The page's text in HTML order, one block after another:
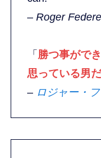
–Roger
「 勝つ事がで
思っている男だ
– ロジャー・